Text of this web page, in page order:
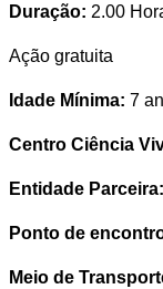
Duração: 2.00
Ação gratuita
Idade Mínima: 7
Centro Ciência
Entidade Parceira:
Ponto de
Meio de